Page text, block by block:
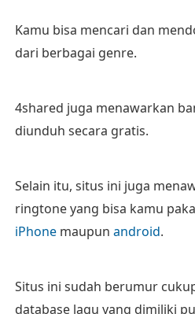
Kamu bisa mencari dan
dari berbagai genre.
4shared juga menawarkan
diunduh secara gratis.
Selain itu, situs ini juga
ringtone yang bisa kamu
iPhonemaupun android.
Situs ini sudah berumur
database lagu yang dimiliki